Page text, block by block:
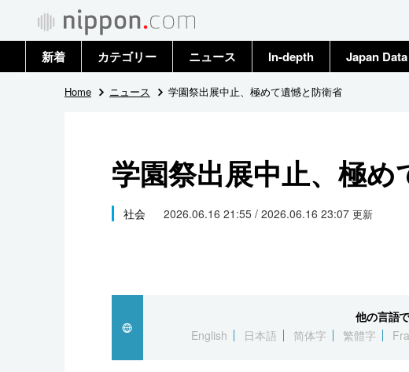
新着 カテゴリー
政治・外交
国際
科学・技術
暮らし
ニュース
トップ
In-depth Japan Data
Home ニュース 学園祭出展中止、極めて遺憾と防衛省
学園祭出展中止、極め
社会 2026.06.16 21:55 / 2026.06.16 23:07 更新
他の言語
English
日本語 简体字 繁體字